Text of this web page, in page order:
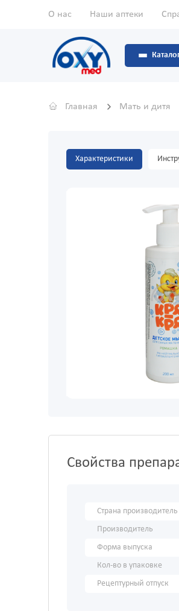
О нас Наши аптеки
Главная Мать и дитя
Характеристики
Свойства
Страна производитель
Производитель
Форма выпуска
Кол-во в упаковке
Рецептурный отпуск